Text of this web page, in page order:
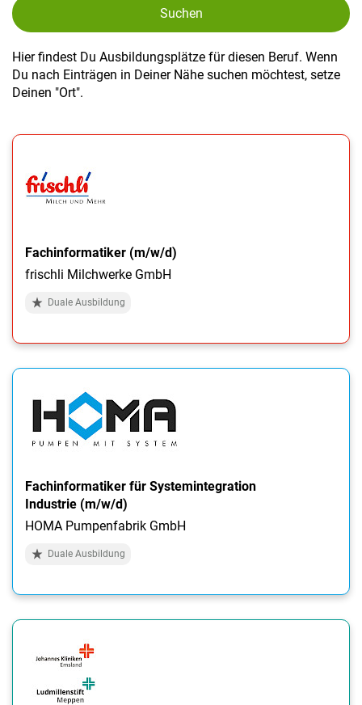
Suchen
Hier findest Du Ausbildungsplätze für diesen Beruf. Wenn
Du nach Einträgen in Deiner Nähe suchen möchtest, setze
Deinen "Ort".
Fachinformatiker (m/w/d)
frischli Milchwerke GmbH
Duale Ausbildung
Fachinformatiker für Systemintegration
Industrie (m/w/d)
HOMA Pumpenfabrik GmbH
Duale Ausbildung